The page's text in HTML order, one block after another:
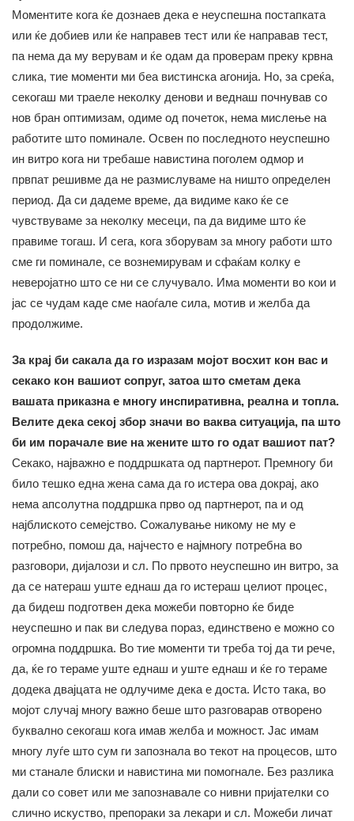
Моментите кога ќе дознаев дека е неуспешна постапката
или ќе добиев или ќе направев тест или ќе направав тест,
па нема да му верувам и ќе одам да проверам преку крвна
слика, тие моменти ми беа вистинска агонија. Но, за среќа,
секогаш ми траеле неколку денови и веднаш почнував со
нов бран оптимизам, одиме од почеток, нема мислење на
работите што поминале. Освен по последното неуспешно
ин витро кога ни требаше навистина поголем одмор и
првпат решивме да не размислуваме на ништо определен
период. Да си дадеме време, да видиме како ќе се
чувствуваме за неколку месеци, па да видиме што ќе
правиме тогаш. И сега, кога зборувам за многу работи што
сме ги поминале, се вознемирувам и сфаќам колку е
неверојатно што се ни се случувало. Има моменти во кои и
јас се чудам каде сме наоѓале сила, мотив и желба да
продолжиме.
За крај би сакала да го изразам мојот восхит кон вас и
секако кон вашиот сопруг, затоа што сметам дека
вашата приказна е многу инспиративна, реална и топла.
Велите дека секој збор значи во ваква ситуација, па што
би им порачале вие на жените што го одат вашиот пат?
Секако, најважно е поддршката од партнерот. Премногу би
било тешко една жена сама да го истера ова докрај, ако
нема апсолутна поддршка прво од партнерот, па и од
најблиското семејство. Сожалување никому не му е
потребно, помош да, најчесто е најмногу потребна во
разговори, дијалози и сл. По првото неуспешно ин витро, за
да се натераш уште еднаш да го истераш целиот процес,
да бидеш подготвен дека можеби повторно ќе биде
неуспешно и пак ви следува пораз, единствено е можно со
огромна поддршка. Во тие моменти ти треба тој да ти рече,
да, ќе го тераме уште еднаш и уште еднаш и ќе го тераме
додека двајцата не одлучиме дека е доста. Исто така, во
мојот случај многу важно беше што разговарав отворено
буквално секогаш кога имав желба и можност. Јас имам
многу луѓе што сум ги запознала во текот на процесов, што
ми станале блиски и навистина ми помогнале. Без разлика
дали со совет или ме запознавале со нивни пријателки со
слично искуство, препораки за лекари и сл. Можеби личат